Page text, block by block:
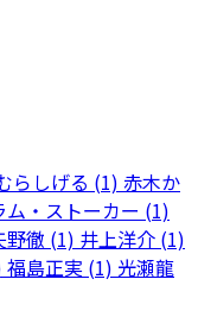
らしげる (1) 赤木か
ム・ストーカー (1)
野徹 (1) 井上洋介 (1)
福島正実 (1) 光瀬龍